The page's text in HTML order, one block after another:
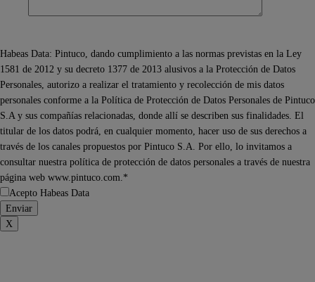
Habeas Data: Pintuco, dando cumplimiento a las normas previstas en la Ley
1581 de 2012 y su decreto 1377 de 2013 alusivos a la Protección de Datos
Personales, autorizo a realizar el tratamiento y recolección de mis datos
personales conforme a la Política de Protección de Datos Personales de Pintuco
S.A y sus compañías relacionadas, donde allí se describen sus finalidades. El
titular de los datos podrá, en cualquier momento, hacer uso de sus derechos a
través de los canales propuestos por Pintuco S.A. Por ello, lo invitamos a
consultar nuestra política de protección de datos personales a través de nuestra
página web www.pintuco.com.*
Acepto Habeas Data
X